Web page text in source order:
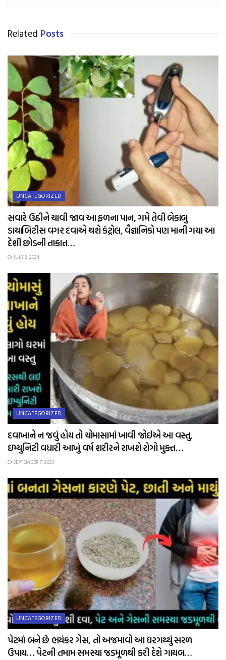
Related Posts
UNCATEGORIZED
સવારે ઉઠીને ચાવી જાવ આ ફળના પાન, ગમે તેવી બેકાબુ
ડાયાબિટીસ વગર દવાએ થશે કંટ્રોલ, વૈજ્ઞાનિકો પણ માની ગયા આ
દેશી છોડની તાકાત…
JULY 2, 2024
UNCATEGORIZED
દવાખાને ન જવું હોય તો ચોમાસામાં ખાવી જોઈએ આ વસ્તુ,
ઇમ્યુનિટી વધારી આખું વર્ષ શરીરને રાખશે રોગો મુક્ત…
SEPTEMBER 7, 2023
UNCATEGORIZED
પેટમાં બને છે ભયંકર ગેસ, તો અજમાવો આ ઘરગથ્થું સરળ
ઉપાય… પેટની તમામ સમસ્યા જડમૂળથી કરી દેશે ગાયબ…